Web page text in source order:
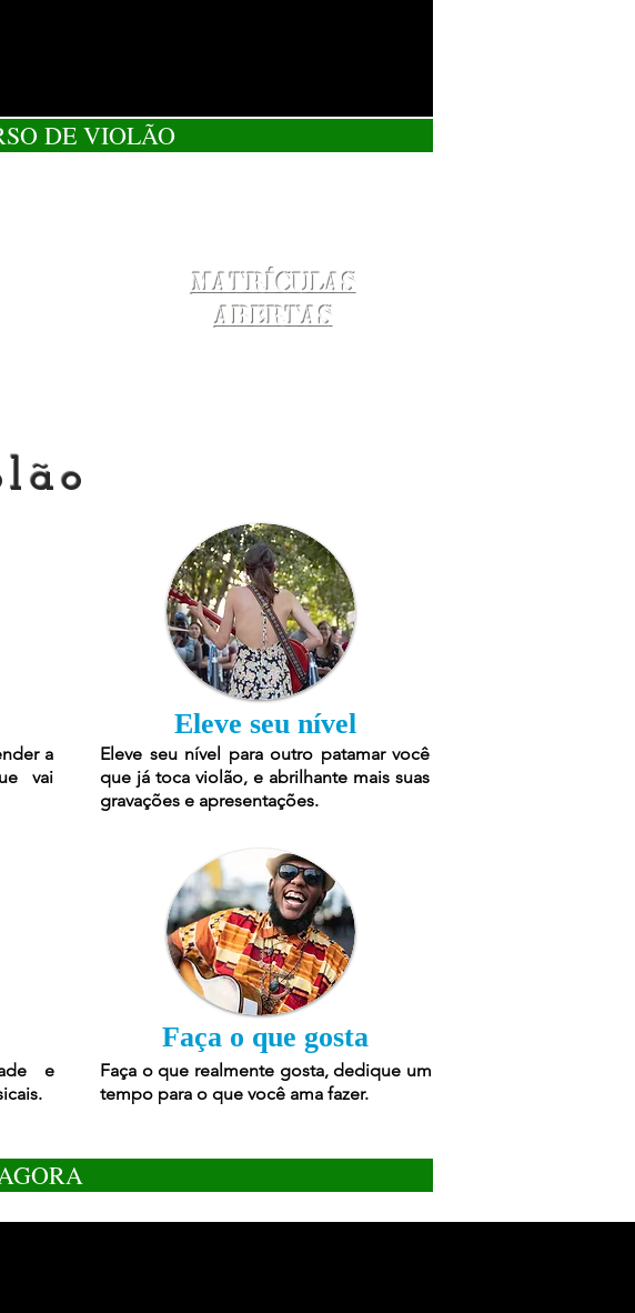
DE VIOLÃO
Matrículas
Abertas
a
vai
e
Eleve seu nível
Eleve seu nível para outro patamar você
que já toca violão, e abrilhante mais suas
gravações e apresentações.
Faça o que gosta
Faça o que realmente gosta, dedique um
tempo para o que você ama fazer.